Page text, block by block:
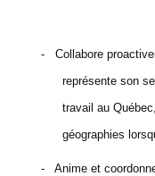
-
Collabore
représente son
travail au
géographies
-
Anime et